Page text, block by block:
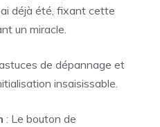
déjà été, fixant cette
un miracle.
de dépannage et
insaisissable.
: Le bouton de